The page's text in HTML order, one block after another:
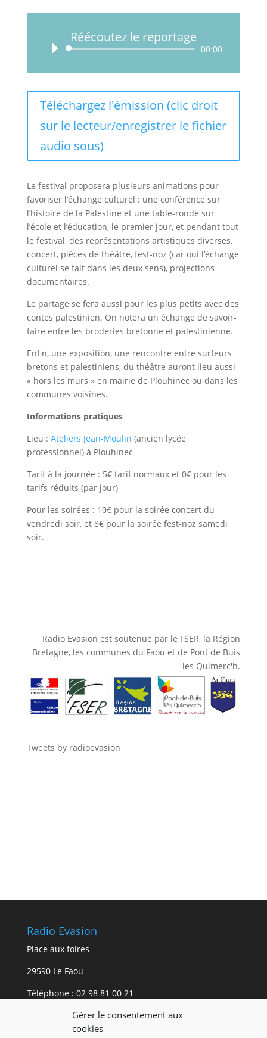
Gérer le consentement aux
cookies
Réécoutez le reportage
Lecteur
00:00
Téléchargez l'émission (clic droit
sur le lecteur/enregistrer le fichier
audio sous)
Le festival proposera plusieurs animations pour
favoriser l’échange culturel : une conférence sur
l’histoire de la Palestine et une table-ronde sur
l’école et l’éducation, le premier jour, et pendant tout
le festival, des représentations artistiques diverses,
concert, pièces de théâtre, fest-noz (car oui l’échange
culturel se fait dans les deux sens), projections
documentaires.
Le partage se fera aussi pour les plus petits avec des
contes palestinien. On notera un échange de savoir-
faire entre les broderies bretonne et palestinienne.
Enfin, une exposition, une rencontre entre surfeurs
bretons et palestiniens, du théâtre auront lieu aussi
« hors les murs » en mairie de Plouhinec ou dans les
communes voisines.
Informations pratiques
Lieu : Ateliers Jean-Moulin (ancien lycée
professionnel) à Plouhinec
Tarif à la journée : 5€ tarif normaux et 0€ pour les
tarifs réduits (par jour)
Pour les soirées : 10€ pour la soirée concert du
vendredi soir, et 8€ pour la soirée fest-noz samedi
soir.
Radio Evasion est soutenue par le FSER, la Région
Bretagne, les communes du Faou et de Pont de Buis
les Quimerc'h.
Tweets by radioevasion
Radio Evasion
Place aux foires
29590 Le Faou
Téléphone : 02 98 81 00 21
Mentions légales.